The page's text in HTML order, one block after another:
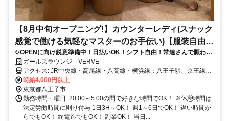
【8月中旬オープニング!】カウンターレディ(スナック
感覚で働ける気軽なマスターのお手伝い)【服装自由!
日払い!シフト自由!】
✨OPENに向け鋭意準備中！日払いOK！シフト自由！常連さんで賑わう
隠れ家的なお店を目指してます♪物価高騰対策としてインフレ手当10万
円支給！
ガールズラウンジ VERVE
アクセス: JR中央線・高尾線・八高線・横浜線：八王子駅、京王線：
京王八王子駅、各駅スグ！
時給4,000円以上
東京都八王子市
勤務時間・曜日: 20:00～5:00の間で好きな時間でOK！ ※休憩時間は
法定労働時間に則り付与 1日3H～OK！ 週1～6日でOK！ 遅い時間か
らでもOK！ 終電迄でもOK！ 副業OK！ 当日...